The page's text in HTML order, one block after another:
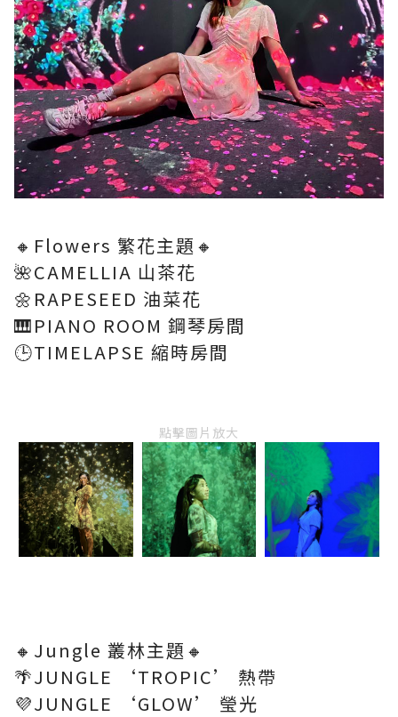
🔸Flowers 繁花主題🔸
🌺CAMELLIA 山茶花
🌼RAPESEED 油菜花
🎹PIANO ROOM 鋼琴房間
🕒TIMELAPSE 縮時房間
點擊圖片放大
🔸Jungle 叢林主題🔸
🌴JUNGLE ‘TROPIC’ 熱帶
💜JUNGLE ‘GLOW’ 瑩光